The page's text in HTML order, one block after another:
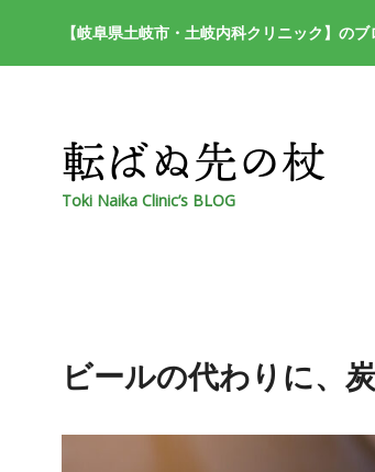
【岐阜県土岐市・土岐内科クリニック】のブ
Toki Naika Clinic’s BLOG
ビールの代わりに、